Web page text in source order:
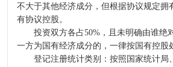
不大于其他经济成分，但根据协议规定拥
有协议控股。
投资双方各占50%，且未明确由谁绝
一方为国有经济成分的，一律按国有控股
登记注册统计类别：按照国家统计局